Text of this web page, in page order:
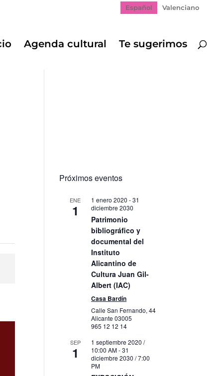
Español Valenciano
Agenda cultural Te sugerimos
Próximos eventos
ENE
1
1 enero 2020 -31
diciembre 2030
Patrimonio
bibliográfico y
documental del
Instituto
Alicantino de
Cultura Juan Gil-
Albert (IAC)
Casa Bardín
Calle San Fernando, 44
Alicante03005
965 12 12 14
SEP
1
1 septiembre 2020 /
10:00 AM-31
diciembre 2030 / 7:00
PM